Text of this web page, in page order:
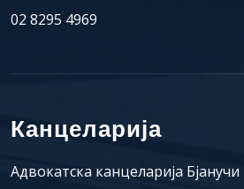
02 8295 4969
Канцеларија
Адвокатска канцеларија